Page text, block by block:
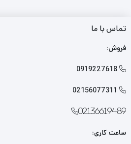
تماس با ما
فروش:

0919227618

02156077311
02136619489
ساعت کاری: